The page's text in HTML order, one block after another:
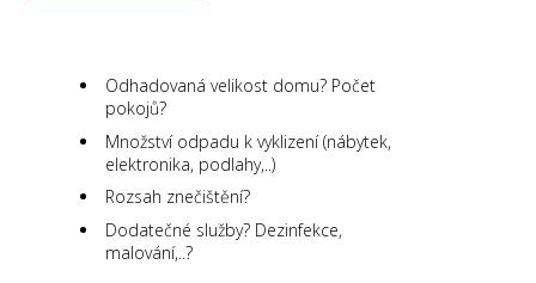
Odhadovaná velikost domu? Počet
pokojů?
Množství odpadu k vyklizení (nábytek,
elektronika, podlahy,..)
Rozsah znečištění?
Dodatečné služby? Dezinfekce,
malování,..?